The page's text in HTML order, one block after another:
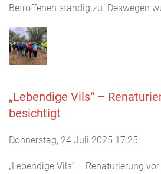
Betroffenen ständig zu. Deswegen
„Lebendige Vils“ –
besichtigt
Donnerstag, 24 Juli 2025 17:25
„Lebendige Vils“ – Renaturierung